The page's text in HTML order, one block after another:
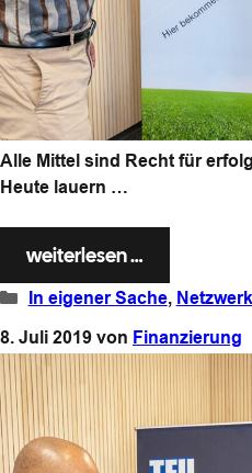
Alle Mittel sind Recht für
Heute lauern …
weiterlesen …
Kategorien
In eigener Sache,
8. Juli 2019 von Finanzierung